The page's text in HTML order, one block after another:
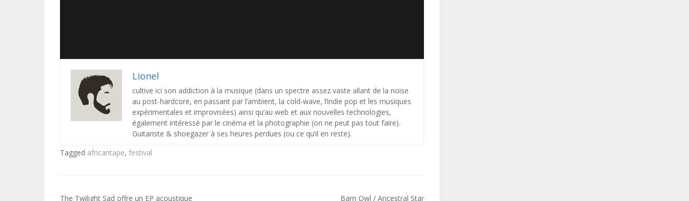
Lionel
cultive ici son addiction à la musique (dans un spectre assez vaste allant de la noise
au post-hardcore, en passant par l’ambient, la cold-wave, l’indie pop et les musiques
expérimentales et improvisées) ainsi qu’au web et aux nouvelles technologies,
également intéressé par le cinéma et la photographie (on ne peut pas tout faire).
Guitariste & shoegazer à ses heures perdues (ou ce qu’il en reste).
Tagged africantape, festival
The Twilight Sad offre un EP acoustique Barn Owl / Ancestral Star